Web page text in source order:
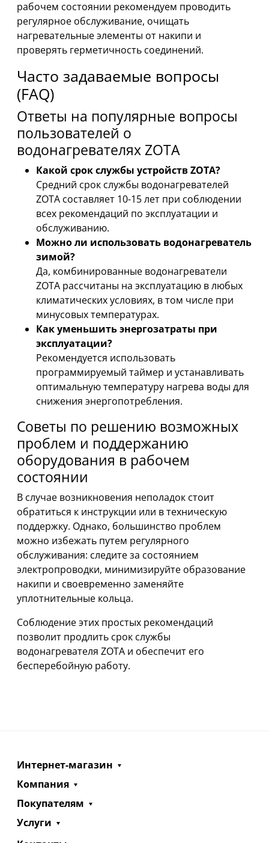
рабочем состоянии рекомендуем проводить
регулярное обслуживание, очищать
нагревательные элементы от накипи и
проверять герметичность соединений.
Часто задаваемые вопросы
(FAQ)
Ответы на популярные вопросы
пользователей о
водонагревателях ZOTA
Какой срок службы устройств ZOTA?
Средний срок службы водонагревателей
ZOTA составляет 10-15 лет при соблюдении
всех рекомендаций по эксплуатации и
обслуживанию.
Можно ли использовать водонагреватель
зимой?
Да, комбинированные водонагреватели
ZOTA рассчитаны на эксплуатацию в любых
климатических условиях, в том числе при
минусовых температурах.
Как уменьшить энергозатраты при
эксплуатации?
Рекомендуется использовать
программируемый таймер и устанавливать
оптимальную температуру нагрева воды для
снижения энергопотребления.
Советы по решению возможных
проблем и поддержанию
оборудования в рабочем
состоянии
В случае возникновения неполадок стоит
обратиться к инструкции или в техническую
поддержку. Однако, большинство проблем
можно избежать путем регулярного
обслуживания: следите за состоянием
электропроводки, минимизируйте образование
накипи и своевременно заменяйте
уплотнительные кольца.
Соблюдение этих простых рекомендаций
позволит продлить срок службы
водонагревателя ZOTA и обеспечит его
бесперебойную работу.
Интернет-магазин
Компания
Покупателям
Услуги